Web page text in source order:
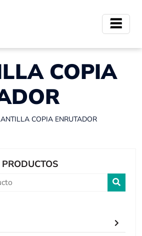
COPIA
COPIA ENRUTADOR